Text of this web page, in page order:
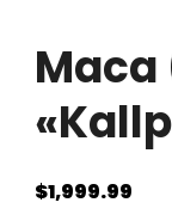
$1,999.99